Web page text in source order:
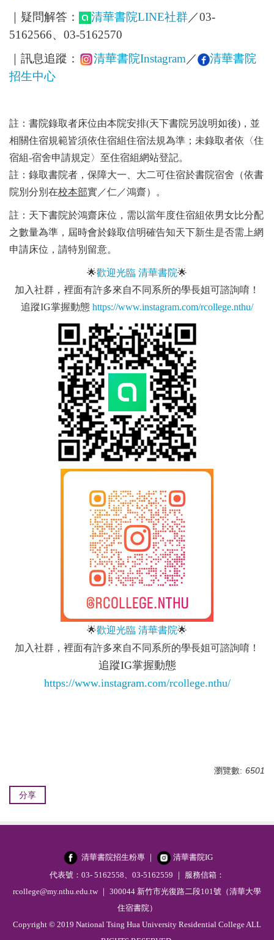
｜疑問解答：
清華書院LINE社群／03-
5162566、03-5162570
｜訊息追蹤：
清華書院Instagram ／
清華書院
招生中心
註：書院錄取者床位由本院安排(天下書院另說明如後)，並
相關住宿規範皆須依住宿組住宿法規為準；未錄取者依〈住
宿組-宿舍申請規定〉至住宿組網站登記。
註：錄取書院者，保障大一、大二可住宿於書院宿舍（依書
院別分別在校本部實／仁／鴻齋）。
註：天下書院於鴻齋床位，需以當年度住宿組依男女比分配
之數量為準，屆時會於錄取信明確告知天下新生是否需上網
申請床位，請特別留意。
🌟歡迎光臨 清華書院🌟
加入社群，裡面有許多來自不同系所的學長姐可諮詢唷！
追蹤IG掌握動態 https://www.instagram.com/rcollege.nthu/
🌟歡迎光臨 清華書院🌟
加入社群，裡面有許多來自不同系所的學長姐可諮詢唷！
追蹤IG掌握動態
https://www.instagram.com/rcollege.nthu/
瀏覽數: 6501
分享
清華書院招生粉專｜
清華書院IG
代表號：03- 5162558、03-5162559 ｜ 服務信箱：
rcollege@my.nthu.edu.tw ｜ 300044 新竹市光復路二段101號（清華大學
住宿書院）
Copyright © 2019 National Tsing Hua University Residential College ALL